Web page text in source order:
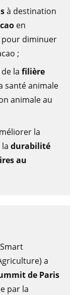
à destination
en
pour diminuer
;
la filière
santé animale
animale au
la
durabilité
au
a
de Paris
par la